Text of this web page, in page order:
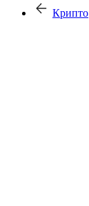
Крипто